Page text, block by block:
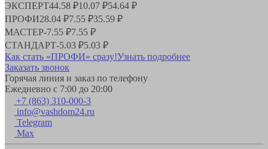
ЭКСПЕРТ44.58 ₽10.07 ₽54.64 ₽
ПРОФИ28.04 ₽7.55 ₽35.59 ₽
МАСТЕР-7.55 ₽7.55 ₽
СТАНДАРТ-5.03 ₽5.03 ₽
Как стать «ПРОФИ» сразу!Узнать подробнее
Заказать звонок
Горячая линия и заказ по телефону
Ежедневно с 7:00 до 20:00
+7 (863) 310-000-3
info@vashdom24.ru
Telegram
Max